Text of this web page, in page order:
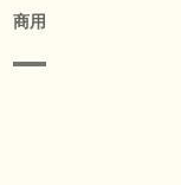
商用